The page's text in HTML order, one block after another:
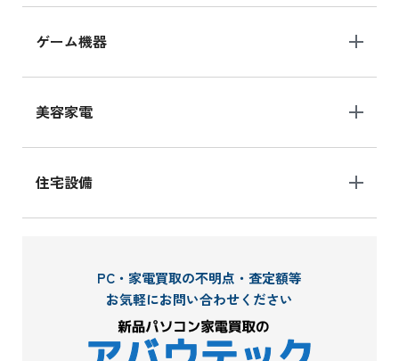
ゲーム機器
美容家電
住宅設備
PC・家電買取の不明点・査定額等
お気軽にお問い合わせください